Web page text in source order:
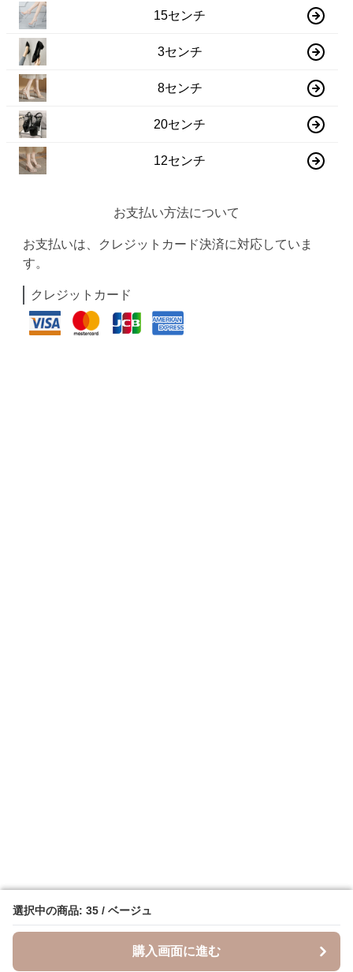
選択中の商品: 35 / ベージュ
購入画面に進む
選択中の商品: 35 / ベージュ
購入画面に進む
15センチ
3センチ
8センチ
20センチ
12センチ
お支払い方法について
お支払いは、クレジットカード決済に対応していま
す。
クレジットカード